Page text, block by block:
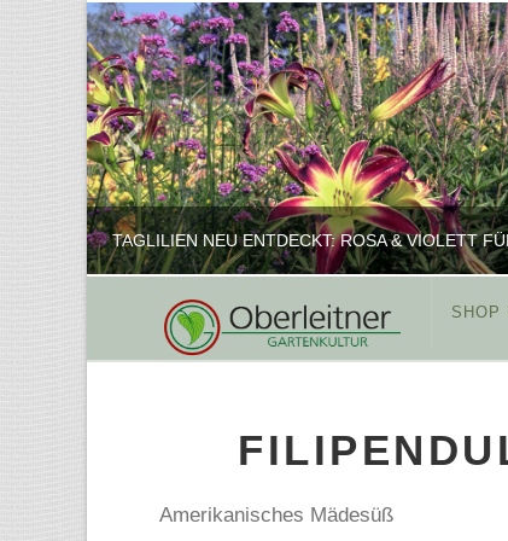
REINHARD
FEBRUAR 16, 2025
SHOP
Amerikanisches Mädesüß